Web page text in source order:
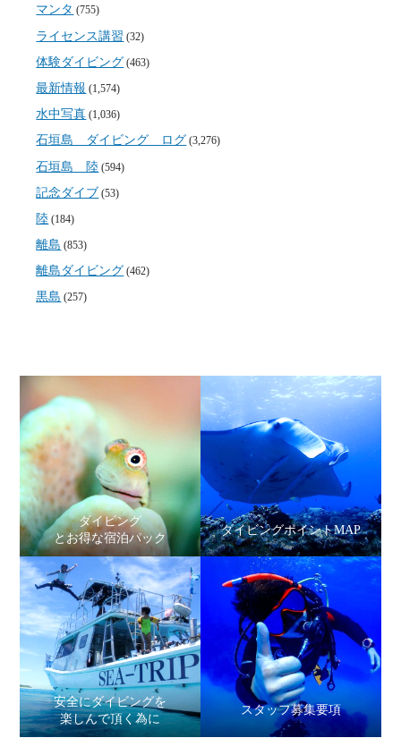
マンタ (755)
ライセンス講習 (32)
体験ダイビング (463)
最新情報 (1,574)
水中写真 (1,036)
石垣島 ダイビング ログ (3,276)
石垣島 陸 (594)
記念ダイブ (53)
陸 (184)
離島 (853)
離島ダイビング (462)
黒島 (257)
ダイビング
とお得な宿泊パック
ダイビングポイントMAP
安全にダイビングを
楽しんで頂く為に
スタッフ募集要項